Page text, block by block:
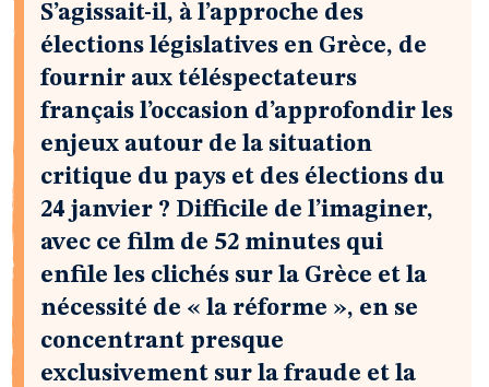
S’agissait-il, à l’approche des
élections législatives en Grèce, de
fournir aux téléspectateurs
français l’occasion d’approfondir les
enjeux autour de la situation
critique du pays et des élections du
24 janvier ? Difficile de l’imaginer,
avec ce film de 52 minutes qui
enfile les clichés sur la Grèce et la
nécessité de « la réforme », en se
concentrant presque
exclusivement sur la fraude et la